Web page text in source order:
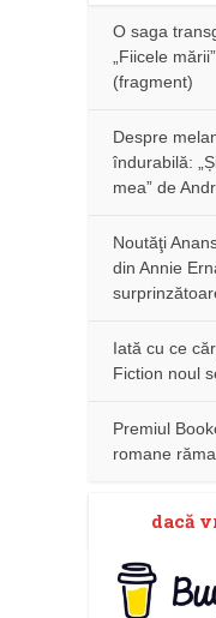
O saga
„Fiicele
(fragment)
Despre
îndurabilă:
mea” de
Noutăţi
din Annie
Iată cu ce
Fiction noul
Premiul
romane
dacă